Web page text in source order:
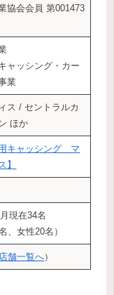
協会会員 第001473
ャッシング・カー
業
ス / セントラルカ
ほか
用キャッシング マ
】
現在34名
、女性20名）
店舗一覧へ）